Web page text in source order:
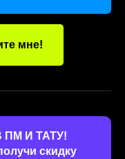
мне!
ПМ И ТАТУ!
скидку